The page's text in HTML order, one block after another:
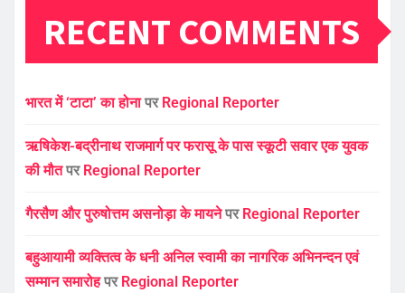
RECENT COMMENTS
भारत में ‘टाटा’ का होनापर Regional Reporter
ऋषिकेश-बद्रीनाथ राजमार्ग पर फरासू के पास स्कूटी सवार एक युवक
की मौतपर Regional Reporter
गैरसैण और पुरुषोत्तम असनोड़ा के मायनेपर Regional Reporter
बहुआयामी व्यक्तित्व के धनी अनिल स्वामी का नागरिक अभिनन्दन एवं
सम्मान समारोहपर Regional Reporter